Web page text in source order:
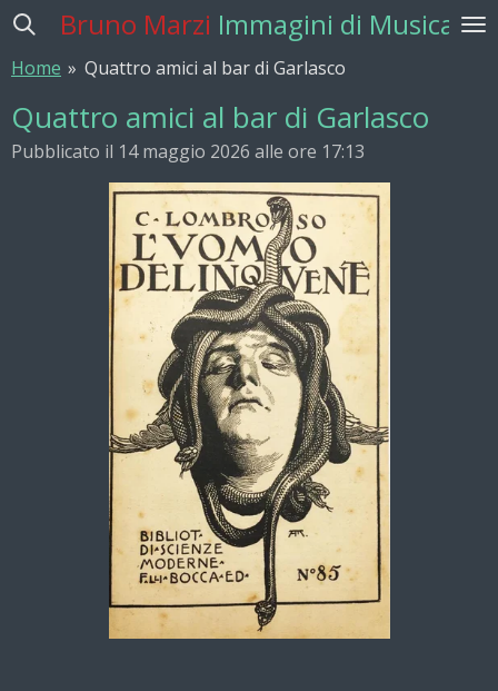
Vai
contenuto
Bruno Marzi Immagini di Musica
Home » Quattro amici al bar di Garlasco
Quattro amici al bar di Garlasco
Pubblicato il 14 maggio 2026 alle ore 17:13